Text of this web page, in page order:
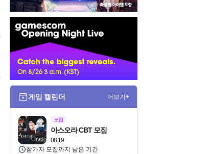
벤
게임 캘린더 더보기+
모집
08.19
아스오라 CBT 모집
참가자 모집까지 남은 기간